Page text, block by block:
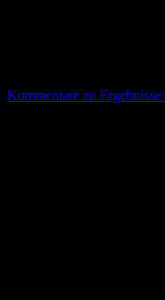
Kommentare zu